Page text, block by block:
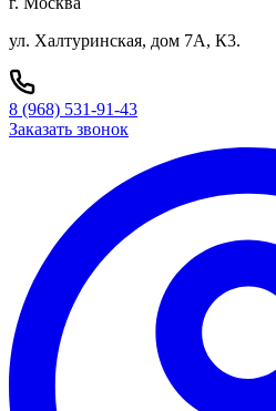
ул. Халтуринская, дом 7А, К3.
8 (968) 531-91-43
Заказать звонок